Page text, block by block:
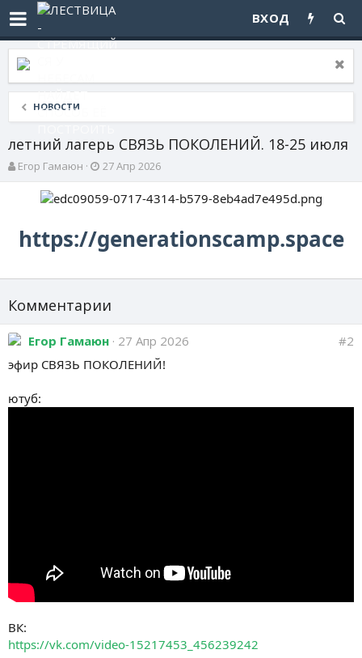
ВХОД
НОВОСТИ
летний лагерь СВЯЗЬ ПОКОЛЕНИЙ. 18-25 июля
А
в
т
ы
Егор Гамаюн
Д
а
т
а
ч
л
27 Апр 2026
https://generationscamp.space
Комментарии
#2
Егор Гамаюн 27 Апр 2026
эфир СВЯЗЬ ПОКОЛЕНИЙ!
ютуб:
ВК:
https://vk.com/video-15217453_456239242